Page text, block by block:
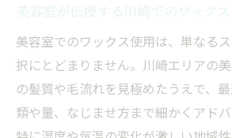
美容室が伝授する川崎でのワック
美容室でのワックス使用は、単なる
択にとどまりません。川崎エリアの
の髪質や毛流れを見極めたうえで、
類や量、なじませ方まで細かくアドバ